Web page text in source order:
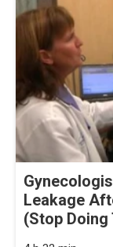
Leakage
(Stop Doing